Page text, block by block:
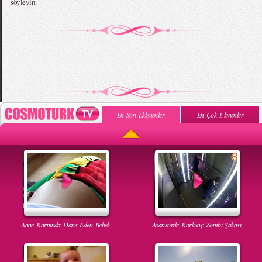
En Son Eklenenler En Çok İzlenenler
Anne Karnında Dans Eden Bebek Asansörde Korkunç Zombi Şakası